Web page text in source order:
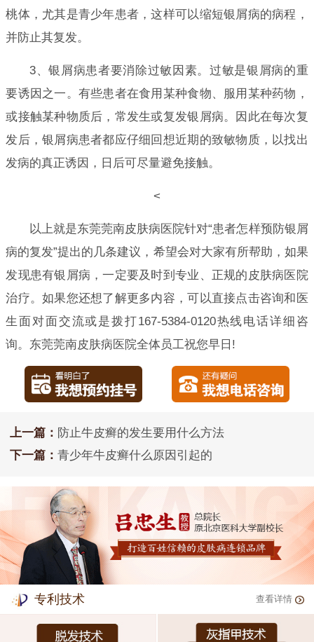
桃体，尤其是青少年患者，这样可以缩短银屑病的病程，
并防止其复发。
3、银屑病患者要消除过敏因素。过敏是银屑病的重
要诱因之一。有些患者在食用某种食物、服用某种药物，
或接触某种物质后，常发生或复发银屑病。因此在每次复
发后，银屑病患者都应仔细回想近期的致敏物质，以找出
发病的真正诱因，日后可尽量避免接触。
<
以上就是东莞莞南皮肤病医院针对“患者怎样预防银屑
病的复发”提出的几条建议，希望会对大家有所帮助，如果
发现患有银屑病，一定要及时到专业、正规的皮肤病医院
治疗。如果您还想了解更多内容，可以直接点击咨询和医
生面对面交流或是拨打167-5384-0120热线电话详细咨
询。东莞莞南皮肤病医院全体员工祝您早日!
上一篇： 防止牛皮癣的发生要用什么方法
下一篇： 青少年牛皮癣什么原因引起的
专利技术 查看详情